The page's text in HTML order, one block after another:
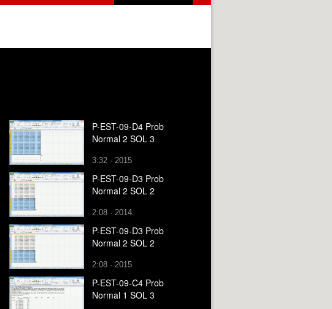
P-EST-09-D4 Prob
Normal 2 SOL 3
3:32 · 2015
P-EST-09-D3 Prob
Normal 2 SOL 2
2:08 · 2014
P-EST-09-D3 Prob
Normal 2 SOL 2
2:08 · 2015
P-EST-09-C4 Prob
Normal 1 SOL 3